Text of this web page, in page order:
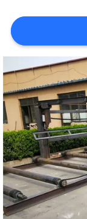
CON
PIDA
UNA
CITA
MAPA
DEL
SITIO